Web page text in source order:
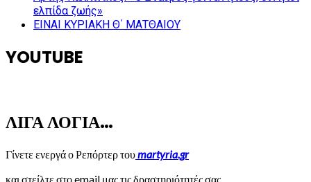
ελπίδα ζωής»
ΕΙΝΑΙ ΚΥΡΙΑΚΗ Θ΄ ΜΑΤΘΑΙΟΥ
YOUTUBE
ΛΙΓΑ ΛΟΓΙΑ…
Γίνετε ενεργά ο Ρεπόρτερ τουmartyria.gr
και στείλτε στο email μας τις δραστηριότητές σας